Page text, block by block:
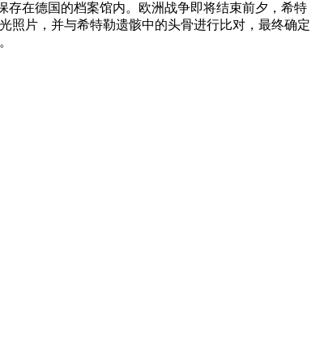
在德国的档案馆内。欧洲战争即将结束前夕，希特
照片，并与希特勒遗骸中的头骨进行比对，最终确定